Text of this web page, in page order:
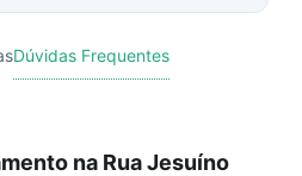
Dúvidas Frequentes
na Rua Jesuíno